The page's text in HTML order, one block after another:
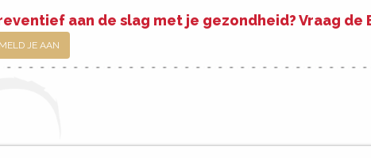
aan de slag met je gezondheid? Vraag
MELD JE AAN